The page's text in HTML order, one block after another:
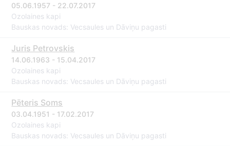
05.06.1957 - 22.07.2017
Ozolaines kapi
Bauskas novads: Vecsaules un Dāviņu pagasti
Juris Petrovskis
14.06.1963 - 15.04.2017
Ozolaines kapi
Bauskas novads: Vecsaules un Dāviņu pagasti
Pēteris Soms
03.04.1951 - 17.02.2017
Ozolaines kapi
Bauskas novads: Vecsaules un Dāviņu pagasti